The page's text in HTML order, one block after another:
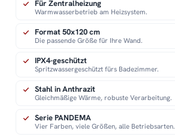
Für Zentralheizung
Warmwasserbetrieb am Heizsystem.
Format 50x120 cm
Die passende Größe für Ihre Wand.
IPX4-geschützt
Spritzwassergeschützt fürs Badezimmer.
Stahl in Anthrazit
Gleichmäßige Wärme, robuste Verarbeitung.
Serie PANDEMA
Vier Farben, viele Größen, alle Betriebsarten.